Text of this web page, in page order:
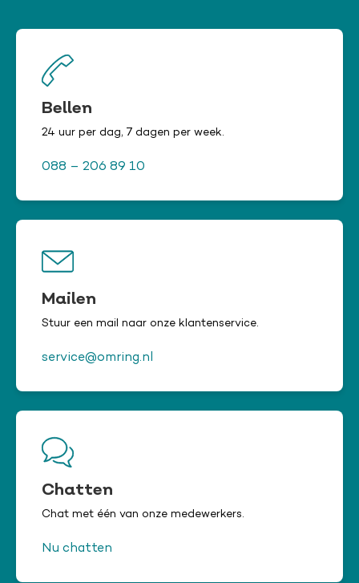
Bellen
24 uur per dag, 7 dagen per week.
088 – 206 89 10
Mailen
Stuur een mail naar onze klantenservice.
service@omring.nl
Chatten
Chat met één van onze medewerkers.
Nu chatten